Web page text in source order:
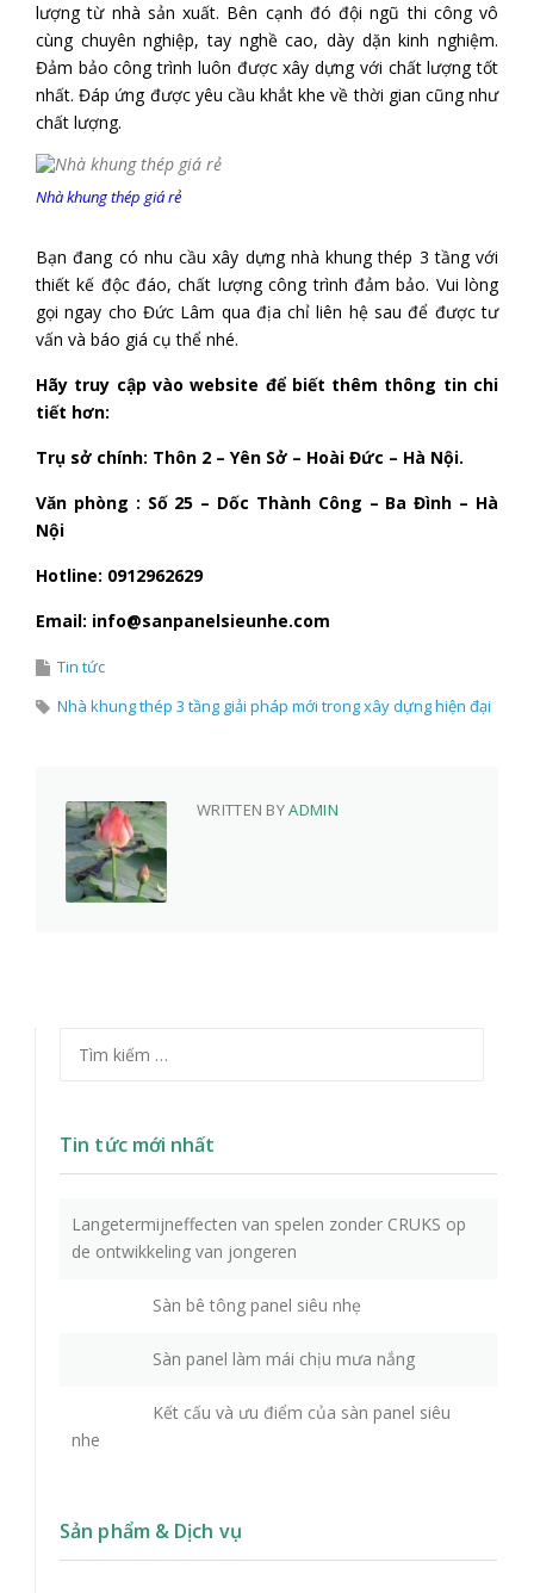
lượng từ nhà sản xuất. Bên cạnh đó đội ngũ thi công vô
cùng chuyên nghiệp, tay nghề cao, dày dặn kinh nghiệm.
Đảm bảo công trình luôn được xây dựng với chất lượng tốt
nhất. Đáp ứng được yêu cầu khắt khe về thời gian cũng như
chất lượng.
Nhà khung thép giá rẻ
Bạn đang có nhu cầu xây dựng nhà khung thép 3 tầng với
thiết kế độc đáo, chất lượng công trình đảm bảo. Vui lòng
gọi ngay cho Đức Lâm qua địa chỉ liên hệ sau để được tư
vấn và báo giá cụ thể nhé.
Hãy truy cập vào website để biết thêm thông tin chi
tiết hơn:
Trụ sở chính: Thôn 2 – Yên Sở – Hoài Đức – Hà Nội.
Văn phòng : Số 25 – Dốc Thành Công – Ba Đình – Hà
Nội
Hotline: 0912962629
Email: info@sanpanelsieunhe.com
Tin tức
Nhà khung thép 3 tầng giải pháp mới trong xây dựng hiện đại
WRITTEN BYADMIN
Tìm kiếm cho:
Tin tức mới nhất
Langetermijneffecten van spelen zonder CRUKS op
de ontwikkeling van jongeren
Sàn bê tông panel siêu nhẹ
Sàn panel làm mái chịu mưa nắng
Kết cấu và ưu điểm của sàn panel siêu
nhe
Sản phẩm & Dịch vụ